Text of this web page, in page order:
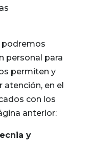
podremos
personal para
permiten y
atención, en el
con los
anterior:
y